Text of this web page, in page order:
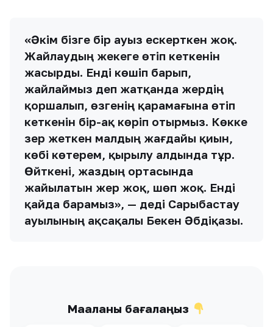
«Әкім бізге бір ауыз ескерткен жоқ.
Жайлаудың жекеге өтіп кеткенін
жасырды. Енді көшіп барып,
жайлаймыз деп жатқанда жердің
қоршалып, өзгенің қарамағына өтіп
кеткенін бір-ақ көріп отырмыз. Көкке
әзер жеткен малдың жағдайы қиын,
көбі көтерем, қырылу алдында тұр.
Өйткені, жаздың ортасында
жайылатын жер жоқ, шөп жоқ. Енді
қайда барамыз», — деді Сарыбастау
ауылының ақсақалы Бекен Әбдіқазы.
Мақаланы бағалаңыз